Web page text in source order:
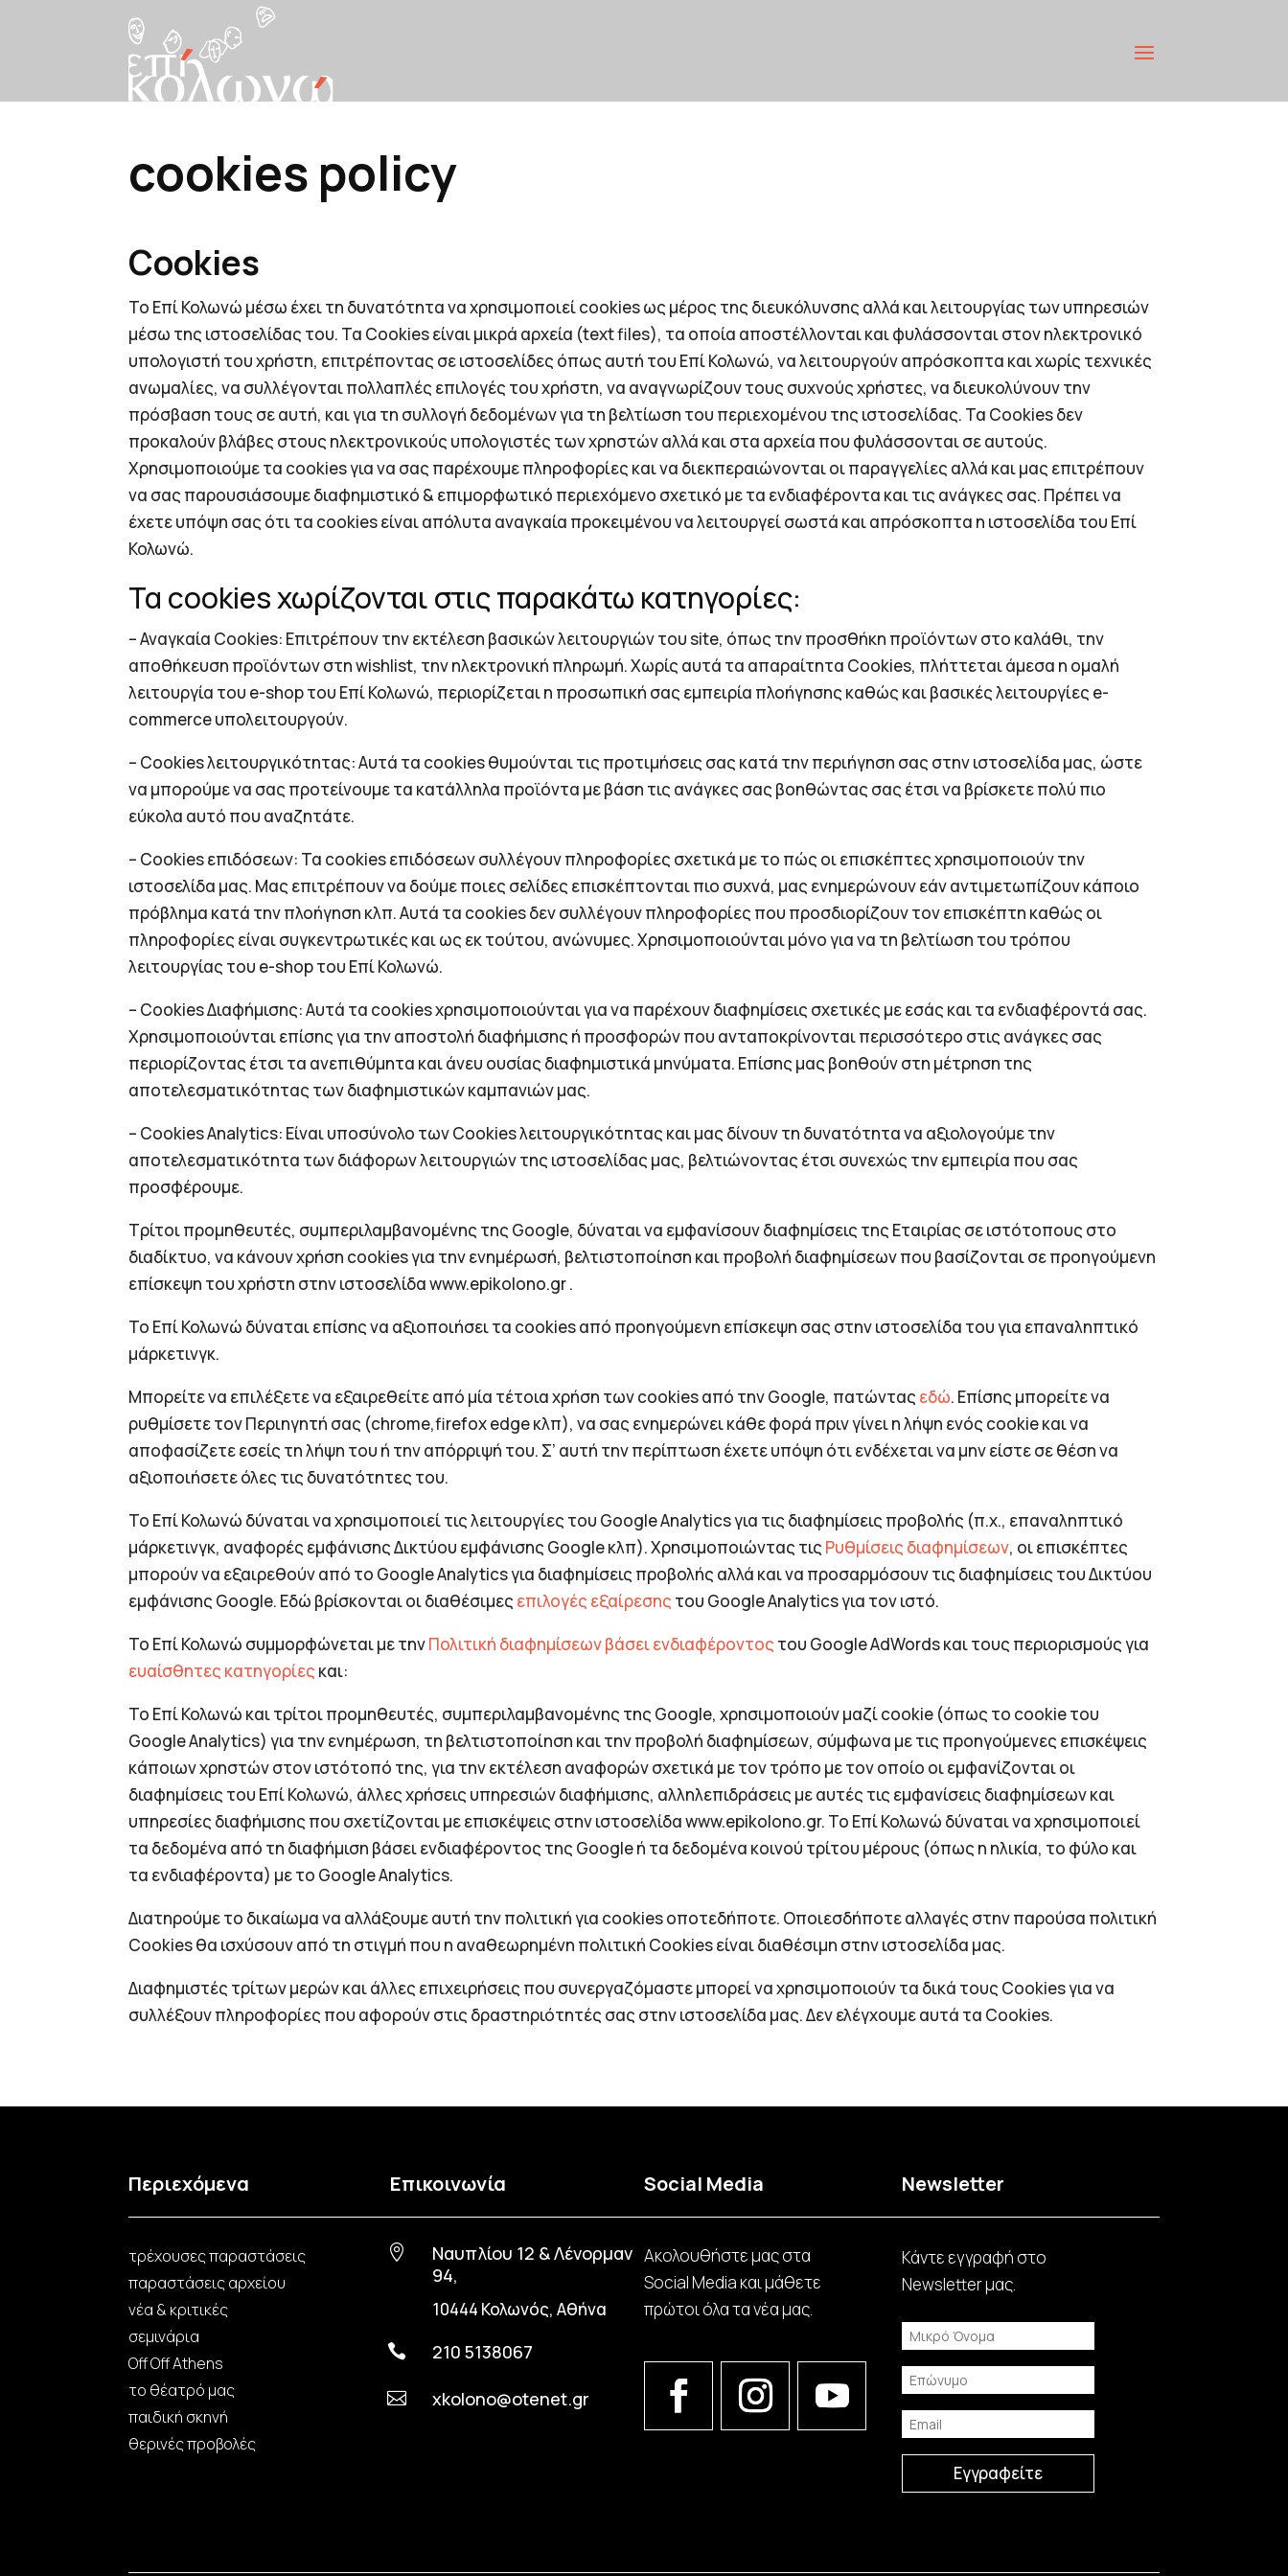
cookies policy
Cookies
Το Επί Κολωνώ μέσω έχει τη δυνατότητα να χρησιμοποιεί cookies ως μέρος της διευκόλυνσης αλλά και λειτουργίας των υπηρεσιών
μέσω της ιστοσελίδας του. Τα Cookies είναι μικρά αρχεία (text files), τα οποία απoστέλλονται και φυλάσσονται στον ηλεκτρονικό
υπολογιστή του χρήστη, επιτρέποντας σε ιστοσελίδες όπως αυτή του Επί Κολωνώ, να λειτουργούν απρόσκοπτα και χωρίς τεχνικές
ανωμαλίες, να συλλέγονται πολλαπλές επιλογές του χρήστη, να αναγνωρίζουν τους συχνούς χρήστες, να διευκολύνουν την
πρόσβαση τους σε αυτή, και για τη συλλογή δεδομένων για τη βελτίωση του περιεχομένου της ιστοσελίδας. Τα Cookies δεν
προκαλούν βλάβες στους ηλεκτρονικούς υπολογιστές των χρηστών αλλά και στα αρχεία που φυλάσσονται σε αυτούς.
Χρησιμοποιούμε τα cookies για να σας παρέχουμε πληροφορίες και να διεκπεραιώνονται οι παραγγελίες αλλά και μας επιτρέπουν
να σας παρουσιάσουμε διαφημιστικό & επιμορφωτικό περιεχόμενο σχετικό με τα ενδιαφέροντα και τις ανάγκες σας. Πρέπει να
έχετε υπόψη σας ότι τα cookies είναι απόλυτα αναγκαία προκειμένου να λειτουργεί σωστά και απρόσκοπτα η ιστοσελίδα του Επί
Κολωνώ.
Τα cookies χωρίζονται στις παρακάτω κατηγορίες:
– Αναγκαία Cookies: Επιτρέπουν την εκτέλεση βασικών λειτουργιών του site, όπως την προσθήκη προϊόντων στο καλάθι, την
αποθήκευση προϊόντων στη wishlist, την ηλεκτρονική πληρωμή. Χωρίς αυτά τα απαραίτητα Cookies, πλήττεται άμεσα η ομαλή
λειτουργία του e-shop του Επί Κολωνώ, περιορίζεται η προσωπική σας εμπειρία πλοήγησης καθώς και βασικές λειτουργίες e-
commerce υπολειτουργούν.
– Cookies λειτουργικότητας: Αυτά τα cookies θυμούνται τις προτιμήσεις σας κατά την περιήγηση σας στην ιστοσελίδα μας, ώστε
να μπορούμε να σας προτείνουμε τα κατάλληλα προϊόντα με βάση τις ανάγκες σας βοηθώντας σας έτσι να βρίσκετε πολύ πιο
εύκολα αυτό που αναζητάτε.
– Cookies επιδόσεων: Τα cookies επιδόσεων συλλέγουν πληροφορίες σχετικά με το πώς οι επισκέπτες χρησιμοποιούν την
ιστοσελίδα μας. Μας επιτρέπουν να δούμε ποιες σελίδες επισκέπτονται πιο συχνά, μας ενημερώνουν εάν αντιμετωπίζουν κάποιο
πρόβλημα κατά την πλοήγηση κλπ. Αυτά τα cookies δεν συλλέγουν πληροφορίες που προσδιορίζουν τον επισκέπτη καθώς οι
πληροφορίες είναι συγκεντρωτικές και ως εκ τούτου, ανώνυμες. Χρησιμοποιούνται μόνο για να τη βελτίωση του τρόπου
λειτουργίας του e-shop του Επί Κολωνώ.
– Cookies Διαφήμισης: Αυτά τα cookies χρησιμοποιούνται για να παρέχουν διαφημίσεις σχετικές με εσάς και τα ενδιαφέροντά σας.
Χρησιμοποιούνται επίσης για την αποστολή διαφήμισης ή προσφορών που ανταποκρίνονται περισσότερο στις ανάγκες σας
περιορίζοντας έτσι τα ανεπιθύμητα και άνευ ουσίας διαφημιστικά μηνύματα. Επίσης μας βοηθούν στη μέτρηση της
αποτελεσματικότητας των διαφημιστικών καμπανιών μας.
– Cookies Analytics: Είναι υποσύνολο των Cookies λειτουργικότητας και μας δίνουν τη δυνατότητα να αξιολογούμε την
αποτελεσματικότητα των διάφορων λειτουργιών της ιστοσελίδας μας, βελτιώνοντας έτσι συνεχώς την εμπειρία που σας
προσφέρουμε.
Τρίτοι προμηθευτές, συμπεριλαμβανομένης της Google, δύναται να εμφανίσουν διαφημίσεις της Εταιρίας σε ιστότοπους στο
διαδίκτυο, να κάνουν χρήση cookies για την ενημέρωσή, βελτιστοποίηση και προβολή διαφημίσεων που βασίζονται σε προηγούμενη
επίσκεψη του χρήστη στην ιστοσελίδα www.epikolono.gr .
Το Επί Κολωνώ δύναται επίσης να αξιοποιήσει τα cookies από προηγούμενη επίσκεψη σας στην ιστοσελίδα του για επαναληπτικό
μάρκετινγκ.
Μπορείτε να επιλέξετε να εξαιρεθείτε από μία τέτοια χρήση των cookies από την Google, πατώντας εδώ. Επίσης μπορείτε να
ρυθμίσετε τον Περιηγητή σας (chrome,firefox edge κλπ), να σας ενημερώνει κάθε φορά πριν γίνει η λήψη ενός cookie και να
αποφασίζετε εσείς τη λήψη του ή την απόρριψή του. Σ’ αυτή την περίπτωση έχετε υπόψη ότι ενδέχεται να μην είστε σε θέση να
αξιοποιήσετε όλες τις δυνατότητες του.
To Επί Κολωνώ δύναται να χρησιμοποιεί τις λειτουργίες του Google Analytics για τις διαφημίσεις προβολής (π.χ., επαναληπτικό
μάρκετινγκ, αναφορές εμφάνισης Δικτύου εμφάνισης Google κλπ). Χρησιμοποιώντας τις Ρυθμίσεις διαφημίσεων, οι επισκέπτες
μπορούν να εξαιρεθούν από το Google Analytics για διαφημίσεις προβολής αλλά και να προσαρμόσουν τις διαφημίσεις του Δικτύου
εμφάνισης Google. Εδώ βρίσκονται οι διαθέσιμες επιλογές εξαίρεσης του Google Analytics για τον ιστό.
Το Επί Κολωνώ συμμορφώνεται με τηνΠολιτική διαφημίσεων βάσει ενδιαφέροντος του Google AdWords και τους περιορισμούς για
ευαίσθητες κατηγορίες και:
To Επί Κολωνώ και τρίτοι προμηθευτές, συμπεριλαμβανομένης της Google, χρησιμοποιούν μαζί cookie (όπως το cookie του
Google Analytics) για την ενημέρωση, τη βελτιστοποίηση και την προβολή διαφημίσεων, σύμφωνα με τις προηγούμενες επισκέψεις
κάποιων χρηστών στον ιστότοπό της, για την εκτέλεση αναφορών σχετικά με τον τρόπο με τον οποίο οι εμφανίζονται οι
διαφημίσεις του Επί Κολωνώ, άλλες χρήσεις υπηρεσιών διαφήμισης, αλληλεπιδράσεις με αυτές τις εμφανίσεις διαφημίσεων και
υπηρεσίες διαφήμισης που σχετίζονται με επισκέψεις στην ιστοσελίδα www.epikolono.gr. To Επί Κολωνώ δύναται να χρησιμοποιεί
τα δεδομένα από τη διαφήμιση βάσει ενδιαφέροντος της Google ή τα δεδομένα κοινού τρίτου μέρους (όπως η ηλικία, το φύλο και
τα ενδιαφέροντα) με το Google Analytics.
Διατηρούμε το δικαίωμα να αλλάξουμε αυτή την πολιτική για cookies οποτεδήποτε. Οποιεσδήποτε αλλαγές στην παρούσα πολιτική
Cookies θα ισχύσουν από τη στιγμή που η αναθεωρημένη πολιτική Cookies είναι διαθέσιμη στην ιστοσελίδα μας.
Διαφημιστές τρίτων μερών και άλλες επιχειρήσεις που συνεργαζόμαστε μπορεί να χρησιμοποιούν τα δικά τους Cookies για να
συλλέξουν πληροφορίες που αφορούν στις δραστηριότητές σας στην ιστοσελίδα μας. Δεν ελέγχουμε αυτά τα Cookies.
Περιεχόμενα
τρέχουσες παραστάσεις
παραστάσεις αρχείου
νέα & κριτικές
σεμινάρια
Off Off Athens
το θέατρό μας
παιδική σκηνή
θερινές προβολές
Επικοινωνία

Ναυπλίου 12 & Λένορμαν
94,
10444 Κολωνός, Αθήνα
 210 5138067
 xkolono@otenet.gr
Social Media
Ακολουθήστε μας στα
Social Media και μάθετε
πρώτοι όλα τα νέα μας.
Newsletter
Κάντε εγγραφή στο
Νewsletter μας.
Εγγραφείτε